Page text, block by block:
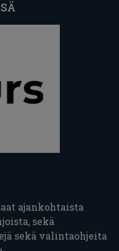
ajankohtaista
sekä
sekä valintaohjeita